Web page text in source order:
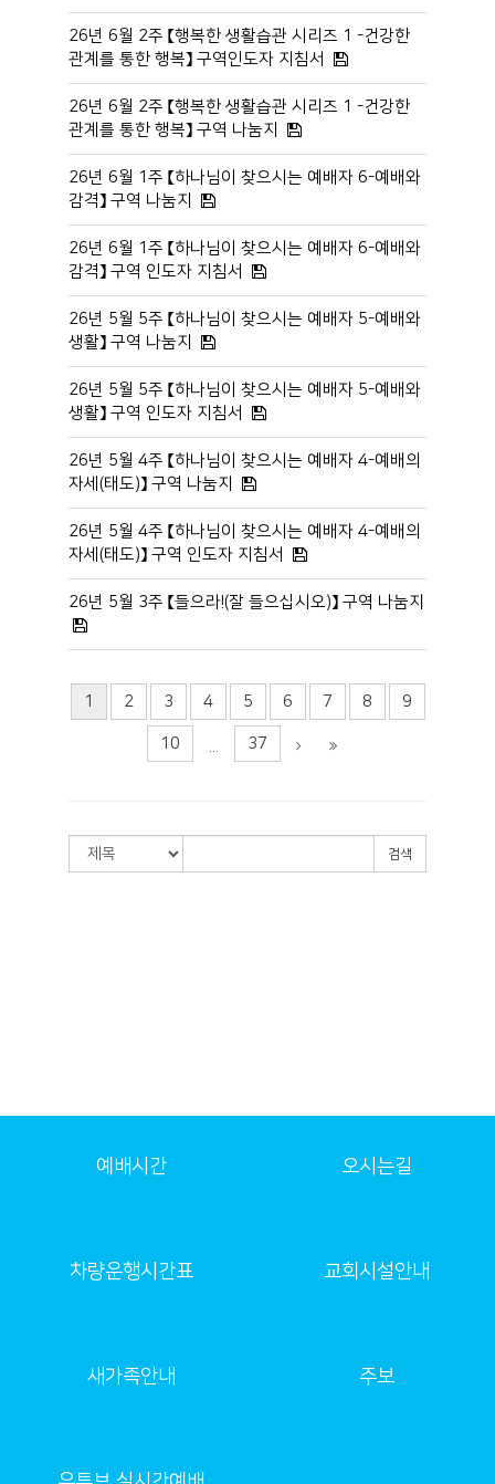
26년 6월 2주 【행복한 생활습관 시리즈 1 -건강한
관계를 통한 행복】 구역인도자 지침서
26년 6월 2주 【행복한 생활습관 시리즈 1 -건강한
관계를 통한 행복】 구역 나눔지
26년 6월 1주 【하나님이 찾으시는 예배자 6-예배와
감격】 구역 나눔지
26년 6월 1주 【하나님이 찾으시는 예배자 6-예배와
감격】 구역 인도자 지침서
26년 5월 5주 【하나님이 찾으시는 예배자 5-예배와
생활】 구역 나눔지
26년 5월 5주 【하나님이 찾으시는 예배자 5-예배와
생활】 구역 인도자 지침서
26년 5월 4주 【하나님이 찾으시는 예배자 4-예배의
자세(태도)】 구역 나눔지
26년 5월 4주 【하나님이 찾으시는 예배자 4-예배의
자세(태도)】 구역 인도자 지침서
26년 5월 3주 【들으라!(잘 들으십시오)】 구역 나눔지
1 2 3 4 5 6 7 8 9
10 37
검색
예배시간 오시는길
차량운행시간표 교회시설안내
새가족안내 주보